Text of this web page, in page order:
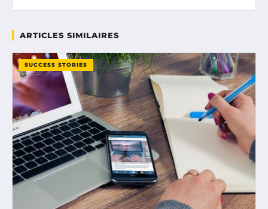
ARTICLES SIMILAIRES
SUCCESS STORIES